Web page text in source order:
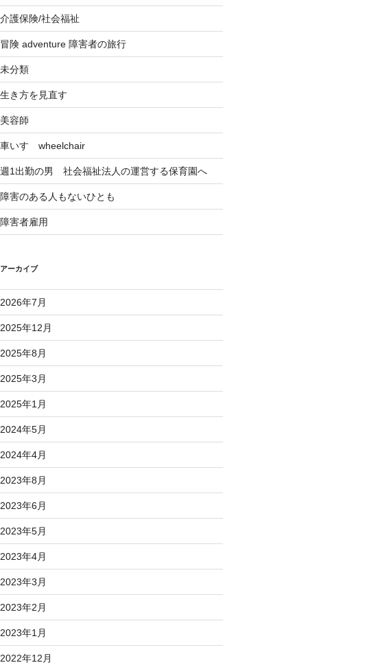
介護保険/社会福祉
冒険 adventure 障害者の旅行
未分類
生き方を見直す
美容師
車いす wheelchair
週1出勤の男 社会福祉法人の運営する保育園へ
障害のある人もないひとも
障害者雇用
アーカイブ
2026年7月
2025年12月
2025年8月
2025年3月
2025年1月
2024年5月
2024年4月
2023年8月
2023年6月
2023年5月
2023年4月
2023年3月
2023年2月
2023年1月
2022年12月